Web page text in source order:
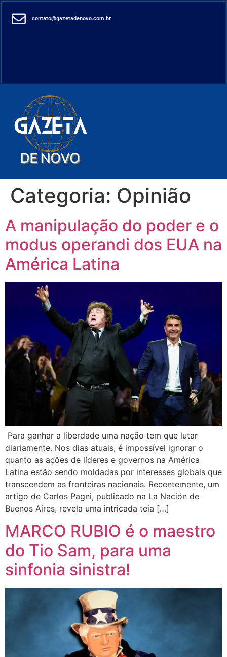
contato@gazetadenovo.com.br
Categoria: Opinião
A manipulação do poder e o
modus operandi dos EUA na
América Latina
Para ganhar a liberdade uma nação tem que lutar
diariamente. Nos dias atuais, é impossível ignorar o
quanto as ações de líderes e governos na América
Latina estão sendo moldadas por interesses globais que
transcendem as fronteiras nacionais. Recentemente, um
artigo de Carlos Pagni, publicado na La Nación de
Buenos Aires, revela uma intricada teia […]
MARCO RUBIO é o maestro
do Tio Sam, para uma
sinfonia sinistra!